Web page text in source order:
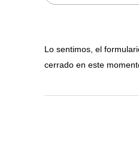
Lo sentimos, el
cerrado en este